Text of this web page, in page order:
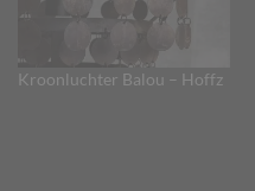
Kroonluchter Balou – Hoffz